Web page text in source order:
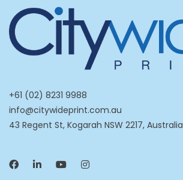
+61 (02) 8231 9988
info@citywideprint.com.au
43 Regent St, Kogarah NSW 2217, Australia